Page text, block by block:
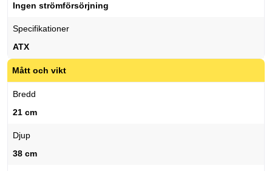
Ingen strömförsörjning
Specifikationer
ATX
Mått och vikt
Bredd
21 cm
Djup
38 cm